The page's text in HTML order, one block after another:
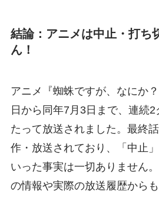
結論：アニメは中止・打ち
ん！
アニメ『蜘蛛ですが、なにか
日から同年7月3日まで、連続
たって放送されました。最終
作・放送されており、「中止
いった事実は一切ありません
の情報や実際の放送履歴からも